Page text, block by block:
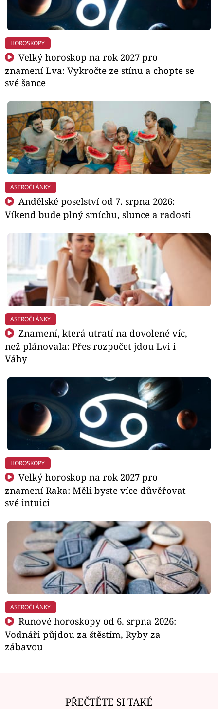
HOROSKOPY
Velký horoskop na rok 2027 pro
znamení Lva: Vykročte ze stínu a chopte se
své šance
ASTROČLÁNKY
Andělské poselství od 7. srpna 2026:
Víkend bude plný smíchu, slunce a radosti
ASTROČLÁNKY
Znamení, která utratí na dovolené víc,
než plánovala: Přes rozpočet jdou Lvi i
Váhy
HOROSKOPY
Velký horoskop na rok 2027 pro
znamení Raka: Měli byste více důvěřovat
své intuici
ASTROČLÁNKY
Runové horoskopy od 6. srpna 2026:
Vodnáři půjdou za štěstím, Ryby za
zábavou
PŘEČTĚTE SI TAKÉ